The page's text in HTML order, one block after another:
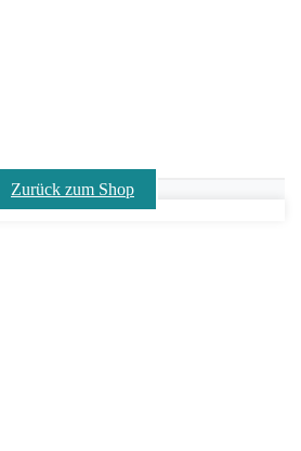
Zurück zum Shop